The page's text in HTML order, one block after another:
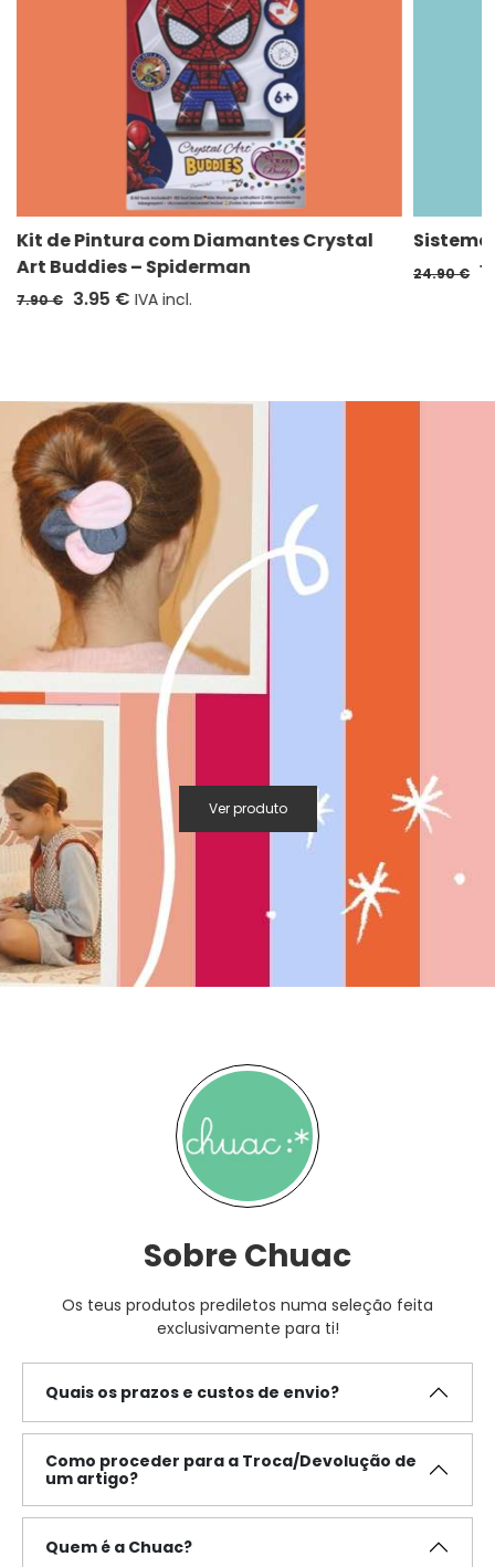
Kit de Pintura com Diamantes Crystal
Art Buddies – Spiderman
7.90 € 3.95 € IVA incl.
24.90 €
Ver produto
Sobre Chuac
Os teus produtos prediletos numa seleção feita
exclusivamente para ti!
Quais os prazos e custos de envio?
Como proceder para a Troca/Devolução de
um artigo?
Quem é a Chuac?